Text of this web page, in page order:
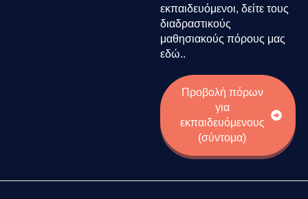
εκπαιδευόμενοι, δείτε τους
διαδραστικούς
μαθησιακούς πόρους μας
εδώ..
Προβολή πόρων
για
εκπαιδευόμενους
(σύντομα)